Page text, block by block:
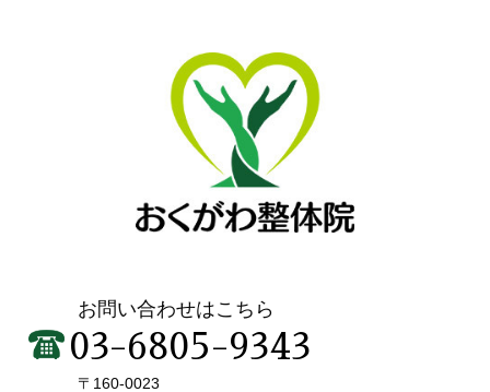
お問い合わせはこちら
03-6805-9343
〒160-0023